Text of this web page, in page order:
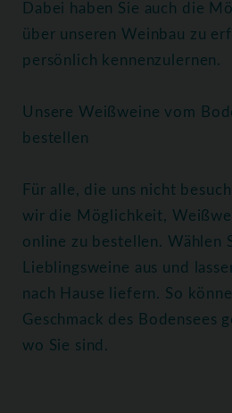
Dabei haben Sie auch die
über unseren Weinbau zu
persönlich kennenzulernen.
Unsere Weißweine vom
bestellen
Für alle, die uns nicht
wir die Möglichkeit,
online zu bestellen. Wählen
Lieblingsweine aus und
nach Hause liefern. So
Geschmack des Bodensees
wo Sie sind.